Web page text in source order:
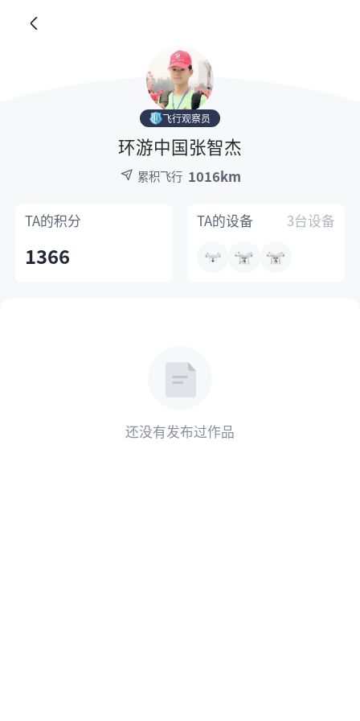
飞行观察员
环游中国张智杰
累积飞行 1016km
TA的积分
1366
TA的设备 3台设备
还没有发布过作品